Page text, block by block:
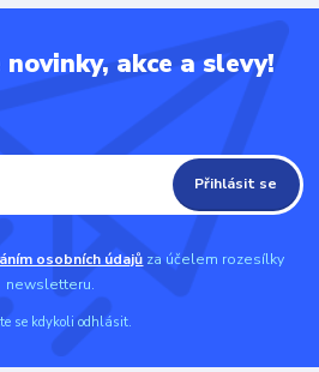
akce a slevy!
Přihlásit se
osobních údajů za účelem rozesílky
newsletteru.
se kdykoli odhlásit.